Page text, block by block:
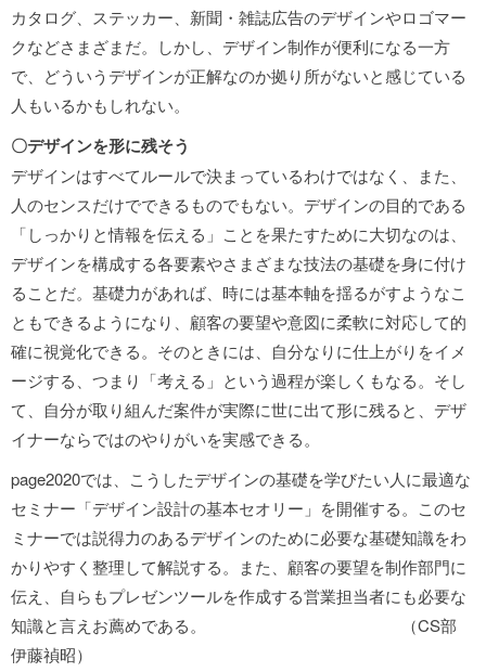
カタログ、ステッカー、新聞・雑誌広告のデザインやロゴマー
クなどさまざまだ。しかし、デザイン制作が便利になる一方
で、どういうデザインが正解なのか拠り所がないと感じている
人もいるかもしれない。
〇デザインを形に残そう
デザインはすべてルールで決まっているわけではなく、また、
人のセンスだけでできるものでもない。デザインの目的である
「しっかりと情報を伝える」ことを果たすために大切なのは、
デザインを構成する各要素やさまざまな技法の基礎を身に付け
ることだ。基礎力があれば、時には基本軸を揺るがすようなこ
ともできるようになり、顧客の要望や意図に柔軟に対応して的
確に視覚化できる。そのときには、自分なりに仕上がりをイメ
ージする、つまり「考える」という過程が楽しくもなる。そし
て、自分が取り組んだ案件が実際に世に出て形に残ると、デザ
イナーならではのやりがいを実感できる。
page2020では、こうしたデザインの基礎を学びたい人に最適な
セミナー「デザイン設計の基本セオリー」を開催する。このセ
ミナーでは説得力のあるデザインのために必要な基礎知識をわ
かりやすく整理して解説する。また、顧客の要望を制作部門に
伝え、自らもプレゼンツールを作成する営業担当者にも必要な
知識と言えお薦めである。 （CS部
伊藤禎昭）